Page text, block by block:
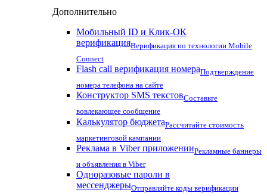
Дополнительно
Мобильный ID и Клик-ОК
верификацияВерификация по технологии Mobile
Connect
Flash call верификация номераПодтверждение
номера телефона на сайте
Конструктор SMS текстовСоставьте
вовлекающее сообщение
Калькулятор бюджетаРассчитайте стоимость
маркетинговой кампании
Реклама в Viber приложенииРекламные баннеры
и объявления в Viber
Одноразовые пароли в
мессенджерыОтправляйте коды верификации